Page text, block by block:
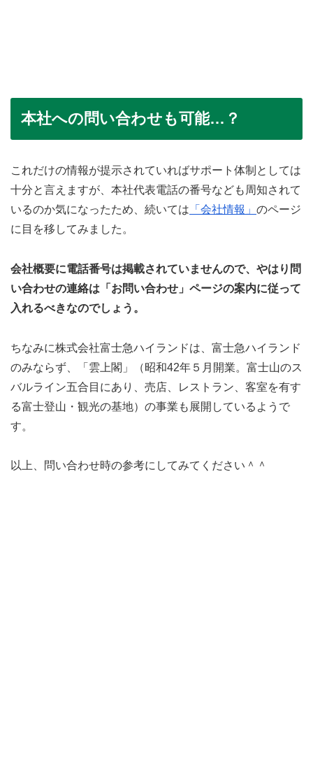
本社への問い合わせも可能…？
これだけの情報が提示されていればサポート体制としては
十分と言えますが、本社代表電話の番号なども周知されて
いるのか気になったため、続いては 「会社情報」 のページ
に目を移してみました。
会社概要に電話番号は掲載されていませんので、やはり問
い合わせの連絡は「お問い合わせ」ページの案内に従って
入れるべきなのでしょう。
ちなみに株式会社富士急ハイランドは、富士急ハイランド
のみならず、「雲上閣」（昭和42年５月開業。富士山のス
バルライン五合目にあり、売店、レストラン、客室を有す
る富士登山・観光の基地）の事業も展開しているようで
す。
以上、問い合わせ時の参考にしてみてください＾＾